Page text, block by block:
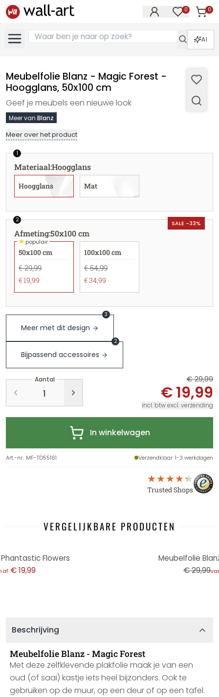
0 0
AI
Meubelfolie Blanz - Magic Forest -
Hoogglans, 50x100 cm
Geef je meubels een nieuwe look
Meer van Blanz
Meer over het product
1
Materiaal:Hoogglans
Hoogglans Mat
SALE -33%
2
Afmeting:50x100 cm
★populair
50x100 cm
€ 29,99
€ 19,99
100x100 cm
€ 54,99
€ 34,99
Meer met dit design
3
Bijpassend accessoires
2
Aantal € 29,99
€ 19,99
incl. btw excl. verzending
In winkelwagen
Art.-nr.: MF-TD55161 Verzendklaar: 1-3 werkdagen
Trusted Shops
VERGELIJKBARE PRODUCTEN
Flowers
€ 19,99
Meubelfolie
€ 29,99
Beschrijving
Meubelfolie Blanz - Magic Forest
Met deze zelfklevende plakfolie maak je van een
oud (of saai) kastje iets heel bijzonders. Ook te
gebruiken op de muur, op een deur of op een tafel.